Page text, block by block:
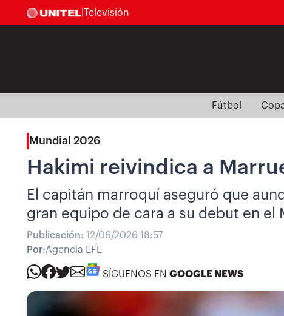
Televisión
Fútbol
Mundial 2026
Hakimi reivindica a
El capitán marroquí aseguró que
gran equipo de cara a su debut en el
Publicación: 12/06/2026 18:57
Por:Agencia EFE
SÍGUENOS EN GOOGLE NEWS